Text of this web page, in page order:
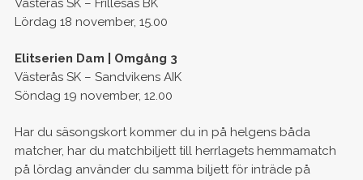
Västerås SK – Frillesås BK
Lördag 18 november, 15.00
Elitserien Dam | Omgång 3
Västerås SK – Sandvikens AIK
Söndag 19 november, 12.00
Har du säsongskort kommer du in på helgens båda
matcher, har du matchbiljett till herrlagets hemmamatch
på lördag använder du samma biljett för inträde på